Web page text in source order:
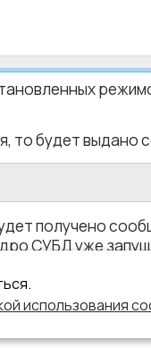
то будет выдано
получено
СУБД уже
использования